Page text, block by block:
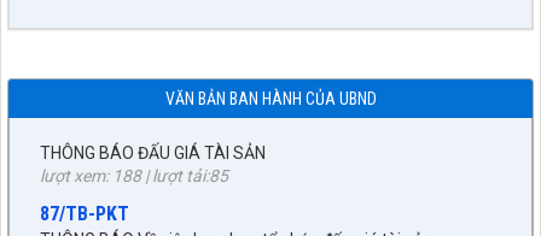
VĂN BẢN BAN HÀNH CỦA UBND
lượt xem: 75 | lượt tải:24
THÔNG BÁO ĐẤU GIÁ TÀI SẢN
lượt xem: 188 | lượt tải:85
87/TB-PKT
THÔNG BÁO Về việc lựa chọn tổ chức đấu giá tài sản
lượt xem: 204 | lượt tải:83